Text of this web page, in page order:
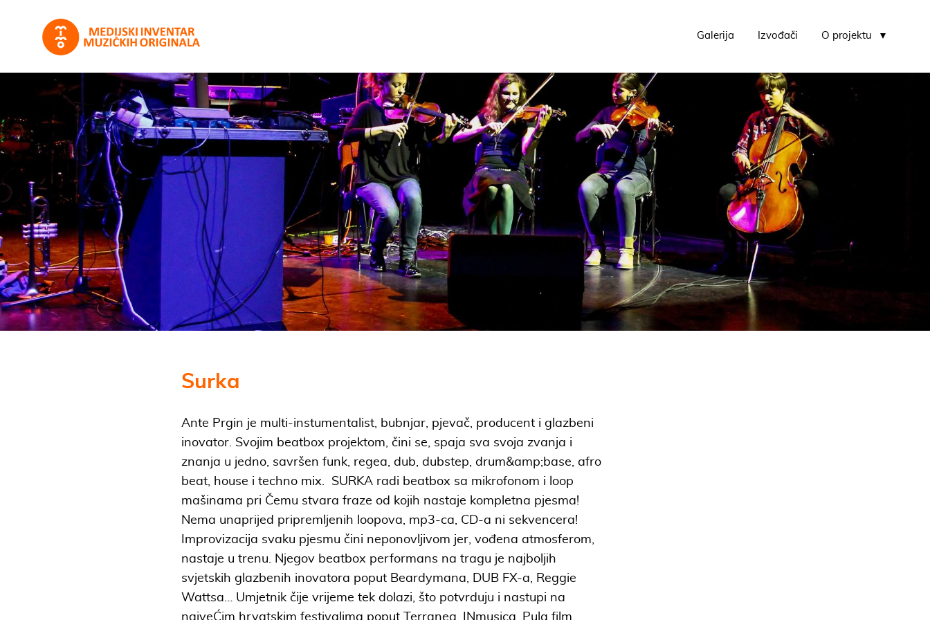
Galerija Izvođači O projektu
Surka
Ante Prgin je multi-instumentalist, bubnjar, pjevač, producent i glazbeni
inovator. Svojim beatbox projektom, čini se, spaja sva svoja zvanja i
znanja u jedno, savršen funk, regea, dub, dubstep, drum&amp;base, afro
beat, house i techno mix. SURKA radi beatbox sa mikrofonom i loop
mašinama pri Čemu stvara fraze od kojih nastaje kompletna pjesma!
Nema unaprijed pripremljenih loopova, mp3-ca, CD-a ni sekvencera!
Improvizacija svaku pjesmu čini neponovljivom jer, vođena atmosferom,
nastaje u trenu. Njegov beatbox performans na tragu je najboljih
svjetskih glazbenih inovatora poput Beardymana, DUB FX-a, Reggie
Wattsa… Umjetnik čije vrijeme tek dolazi, što potvrduju i nastupi na
najveĆim hrvatskim festivalima poput Terranea, INmusica, Pula film